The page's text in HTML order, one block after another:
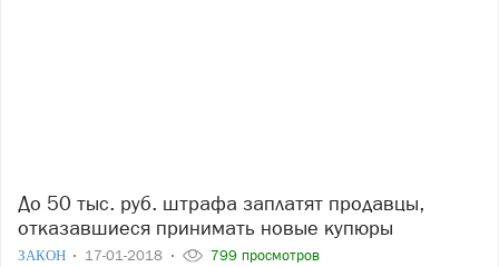
До 50 тыс. руб. штрафа заплатят продавцы,
отказавшиеся принимать новые купюры
ЗАКОН 17-01-2018 799 просмотров